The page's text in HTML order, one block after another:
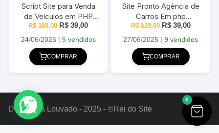
Script Site para Venda
de Veículos em PHP
com painel administrável
R$189,00 O
original
era:
R$ 189,00.
R$ 39,00O
atual
24/06/2025 | 5 vendidos
COMPRAR
Site Pronto Agência de
Carros Em php
Administrável
R$129,00 O
original
era:
R$ 129,00.
R$39,00O
atual
27/06/2025 |9 vendidos
COMPRAR
Deus Seja Louvado - 2025 - ©Rei do Site
0